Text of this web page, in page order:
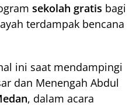
sekolah gratis bagi
terdampak bencana
ini saat mendampingi
dan Menengah Abdul
, dalam acara